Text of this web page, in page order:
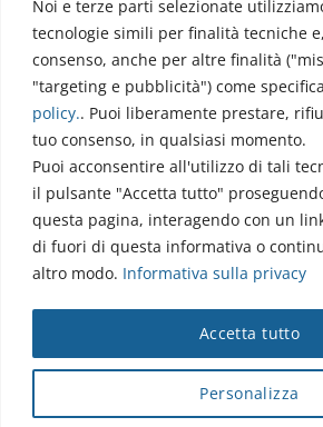
Noi e terze parti selezionate
tecnologie simili per finalità tecniche
consenso, anche per altre finalità
"targeting e pubblicità") come
policy.. Puoi liberamente prestare,
tuo consenso, in qualsiasi momento.
Puoi acconsentire all'utilizzo di tali
il pulsante "Accetta tutto"
questa pagina, interagendo con un
di fuori di questa informativa o
altro modo. Informativa sulla privacy
Personalizza
Accetta tutto
Via dell’Elettronica
86077 Pozzilli (IS)
☏ 0865/915407
Copyright © 2026 Istituto
Neuromed S.p.A.
Webmail |Privacy Policy|Privacy|
Contatti|Credits
Cap. Soc. € 4.040.000 i.v. - Numero REA